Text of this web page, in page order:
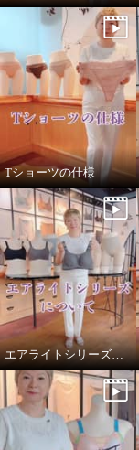
Tショーツの仕様
エアライトシリーズについて